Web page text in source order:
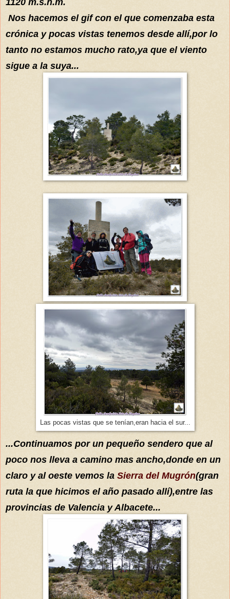
Nos hacemos el gif con el que comenzaba esta
crónica y pocas vistas tenemos desde allí,por lo
tanto no estamos mucho rato,ya que el viento
sigue a la suya...
Las pocas vistas que se tenían,eran hacia el sur...
...Continuamos por un pequeño sendero que al
poco nos lleva a camino mas ancho,donde en un
claro y al oeste vemos la Sierra del Mugrón(gran
ruta la que hicimos el año pasado allí),entre las
provincias de Valencia y Albacete...